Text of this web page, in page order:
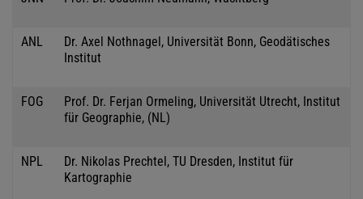
ANL
Dr. Axel Nothnagel, Universität Bonn, Geodätisches
Institut
FOG
Prof. Dr. Ferjan Ormeling, Universität Utrecht, Institut
für Geographie, (NL)
NPL
Dr. Nikolas Prechtel, TU Dresden, Institut für
Kartographie